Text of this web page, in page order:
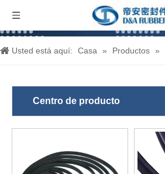
Usted está aquí: Casa » Productos »
Centro de producto